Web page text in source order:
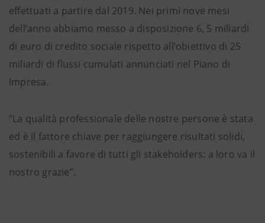
effettuati a partire dal 2019. Nei primi nove mesi
dell’anno abbiamo messo a disposizione 6, 5 miliardi
di euro di credito sociale rispetto all’obiettivo di 25
miliardi di flussi cumulati annunciati nel Piano di
Impresa.
“La qualità professionale delle nostre persone è stata
ed è il fattore chiave per raggiungere risultati solidi,
sostenibili a favore di tutti gli stakeholders: a loro va il
nostro grazie”.